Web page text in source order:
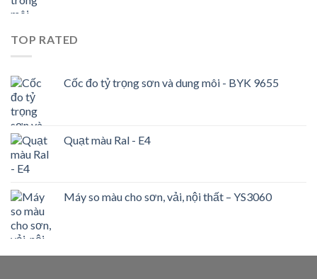
TOP RATED
Cốc đo tỷ trọng sơn và dung môi - BYK 9655
Quạt màu Ral - E4
Máy so màu cho sơn, vải, nội thất – YS3060